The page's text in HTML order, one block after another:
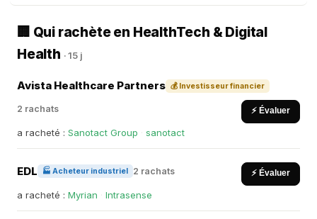
🏢 Qui rachète en HealthTech & Digital
Health · 15 j
Avista Healthcare Partners 💰 Investisseur financier
2 rachats ⚡ Évaluer
a racheté : Sanotact Group sanotact
EDL 🏭 Acheteur industriel 2 rachats ⚡ Évaluer
a racheté : Myrian Intrasense